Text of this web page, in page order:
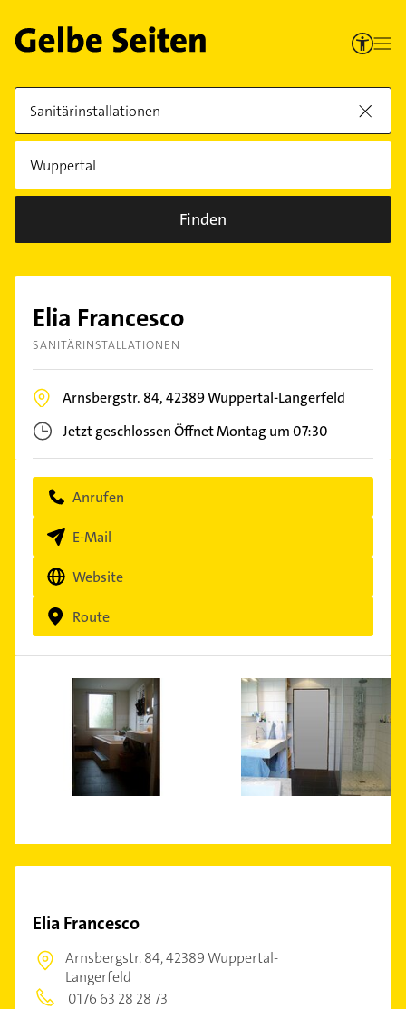
Finden
Elia Francesco
SANITÄRINSTALLATIONEN
Arnsbergstr. 84,42389Wuppertal-Langerfeld
Jetzt geschlossenÖffnet Montag um 07:30
Anrufen
E-Mail
Website
Route
Elia Francesco
Arnsbergstr. 84,42389 Wuppertal-
Langerfeld
0176 63 28 28 73